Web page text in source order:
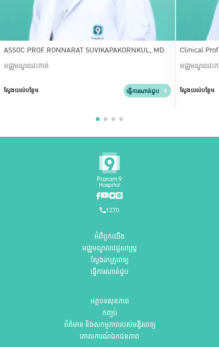
ASSOC.PROF.RONNARAT SUVIKAPAKORNKUL, MD.
មជ្ឈមណ្ឌលវះកាត់
ស្វែងយល់បន្ថែម ធ្វើការណាត់ជួប
Clinical
មជ្ឈមណ្ឌលវះក
ស្វែងយល់បន្ថែម
1270
អំពីពួកយើង
មជ្ឈមណ្ឌលវេជ្ជសាស្ត្រ
ស្វែងរកគ្រូពេទ្យ
ធ្វើការណាត់ជួប
អត្ថបទសុខភាព
កញ្ចប់
ព័ត៌មាន និងសកម្មភាពរបស់មន្ទីរពេទ្យ
គោលការណ៍ឯកជនភាព